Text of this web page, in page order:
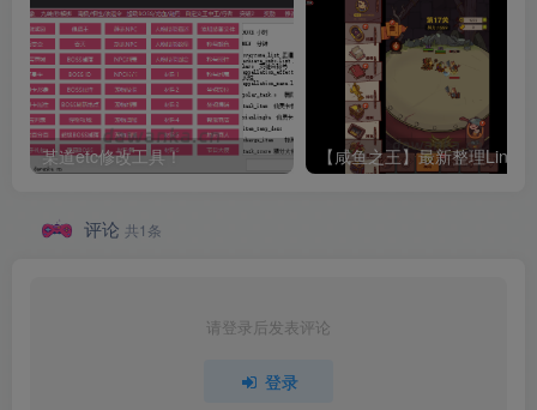
某道etc修改工具！
评论 共1条
请登录后发表评论
登录